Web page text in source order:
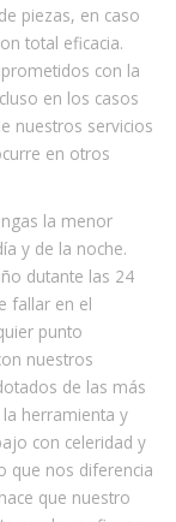
piezas, en caso
total eficacia.
con la
en los casos
nuestros servicios
en otros
la menor
y de la noche.
dutante las 24
fallar en el
punto
nuestros
de las más
herramienta y
con celeridad y
que nos diferencia
que nuestro